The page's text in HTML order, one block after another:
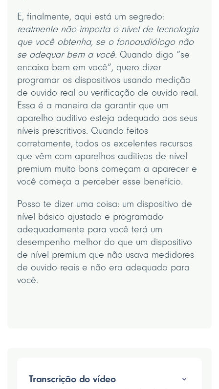
E, finalmente, aqui está um segredo:
realmente não importa o nível de tecnologia
que você obtenha, se o fonoaudiólogo não
se adequar bem a você. Quando digo “se
encaixa bem em você”, quero dizer
programar os dispositivos usando medição
de ouvido real ou verificação de ouvido real.
Essa é a maneira de garantir que um
aparelho auditivo esteja adequado aos seus
níveis prescritivos. Quando feitos
corretamente, todos os excelentes recursos
que vêm com aparelhos auditivos de nível
premium muito bons começam a aparecer e
você começa a perceber esse benefício.
Posso te dizer uma coisa: um dispositivo de
nível básico ajustado e programado
adequadamente para você terá um
desempenho melhor do que um dispositivo
de nível premium que não usava medidores
de ouvido reais e não era adequado para
você.
Transcrição do vídeo